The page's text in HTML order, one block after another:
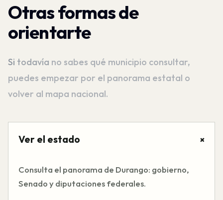
Otras formas de
orientarte
Si todavía no sabes qué municipio consultar,
puedes empezar por el panorama estatal o
volver al mapa nacional.
Ver el estado +
Consulta el panorama de Durango: gobierno,
Senado y diputaciones federales.